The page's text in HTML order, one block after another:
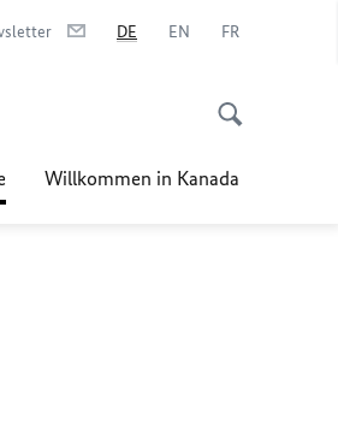
DE EN FR
Willkommen in Kanada